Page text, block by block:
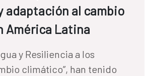
adaptación al cambio
América Latina
y Resiliencia a los
climático”, han tenido